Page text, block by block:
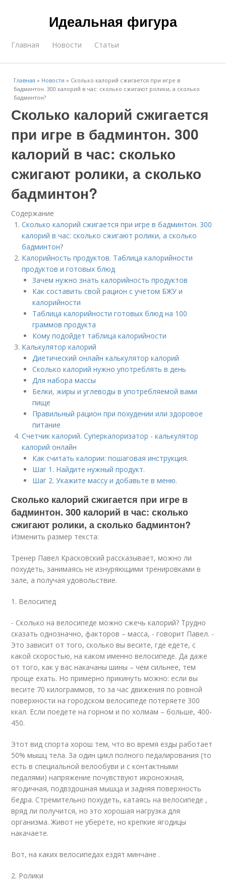
Идеальная фигура
Главная Новости Статьи
Главная » Новости » Сколько калорий сжигается при игре в
бадминтон. 300 калорий в час: сколько сжигают ролики, а сколько
бадминтон?
Сколько калорий сжигается
при игре в бадминтон. 300
калорий в час: сколько
сжигают ролики, а сколько
бадминтон?
Содержание
Сколько калорий сжигается при игре в бадминтон. 300
калорий в час: сколько сжигают ролики, а сколько
бадминтон?
Калорийность продуктов. Таблица калорийности
продуктов и готовых блюд
Зачем нужно знать калорийность продуктов
Как составить свой рацион с учетом БЖУ и
калорийности
Таблица калорийности готовых блюд на 100
граммов продукта
Кому подойдет таблица калорийности
Калькулятор калорий
Диетический онлайн калькулятор калорий
Сколько калорий нужно употреблять в день
Для набора массы
Белки, жиры и углеводы в употребляемой вами
пище
Правильный рацион при похудении или здоровое
питание
Счетчик калорий. Суперкалоризатор - калькулятор
калорий онлайн
Как считать калории: пошаговая инструкция.
Шаг 1. Найдите нужный продукт.
Шаг 2. Укажите массу и добавьте в меню.
Сколько калорий сжигается при игре в
бадминтон. 300 калорий в час: сколько
сжигают ролики, а сколько бадминтон?
Изменить размер текста:
Тренер Павел Красковский рассказывает, можно ли
похудеть, занимаясь не изнуряющими тренировками в
зале, а получая удовольствие.
1. Велосипед
- Сколько на велосипеде можно сжечь калорий? Трудно
сказать однозначно, факторов – масса, - говорит Павел. -
Это зависит от того, сколько вы весите, где едете, с
какой скоростью, на каком именно велосипеде. Да даже
от того, как у вас накачаны шины – чем сильнее, тем
проще ехать. Но примерно прикинуть можно: если вы
весите 70 килограммов, то за час движения по ровной
поверхности на городском велосипеде потеряете 300
ккал. Если поедете на горном и по холмам – больше, 400-
450.
Этот вид спорта хорош тем, что во время езды работает
50% мышц тела. За один цикл полного педалирования (то
есть в специальной велообуви и с контактными
педалями) напряжение почувствуют икроножная,
ягодичная, подвздошная мышца и задняя поверхность
бедра. Стремительно похудеть, катаясь на велосипеде ,
вряд ли получится, но это хорошая нагрузка для
организма. Живот не уберете, но крепкие ягодицы
накачаете.
Вот, на каких велосипедах ездят минчане .
2. Ролики